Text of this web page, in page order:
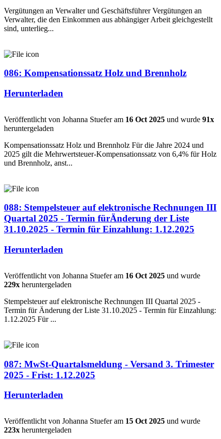
Vergütungen an Verwalter und Geschäftsführer Vergütungen an
Verwalter, die den Einkommen aus abhängiger Arbeit gleichgestellt
sind, unterlieg...
086: Kompensationssatz Holz und Brennholz
Herunterladen
Veröffentlicht von Johanna Stuefer am 16 Oct 2025 und wurde 91x
heruntergeladen
Kompensationssatz Holz und Brennholz Für die Jahre 2024 und
2025 gilt die Mehrwertsteuer-Kompensationssatz von 6,4% für Holz
und Brennholz, anst...
088: Stempelsteuer auf elektronische Rechnungen III
Quartal 2025 - Termin fürÄnderung der Liste
31.10.2025 - Termin für Einzahlung: 1.12.2025
Herunterladen
Veröffentlicht von Johanna Stuefer am 16 Oct 2025 und wurde
229x heruntergeladen
Stempelsteuer auf elektronische Rechnungen III Quartal 2025 -
Termin für Änderung der Liste 31.10.2025 - Termin für Einzahlung:
1.12.2025 Für ...
087: MwSt-Quartalsmeldung - Versand 3. Trimester
2025 - Frist: 1.12.2025
Herunterladen
Veröffentlicht von Johanna Stuefer am 15 Oct 2025 und wurde
223x heruntergeladen